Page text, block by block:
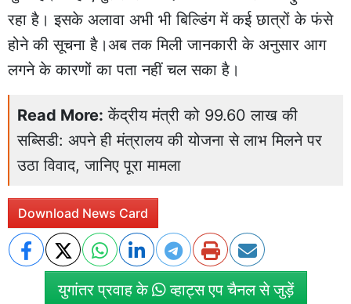
रहा है। इसके अलावा अभी भी बिल्डिंग में कई छात्रों के फंसे
होने की सूचना है।अब तक मिली जानकारी के अनुसार आग
लगने के कारणों का पता नहीं चल सका है।
Read More: केंद्रीय मंत्री को 99.60 लाख की
सब्सिडी: अपने ही मंत्रालय की योजना से लाभ मिलने पर
उठा विवाद, जानिए पूरा मामला
Download News Card
युगांतर प्रवाह के व्हाट्स एप चैनल से जुड़ें